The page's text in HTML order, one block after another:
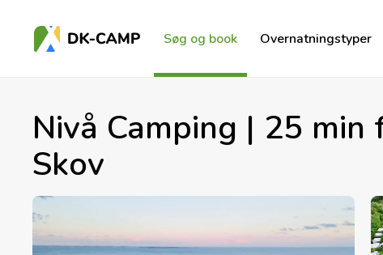
Søg og book Overnatningstyper
Nivå Camping | 25
Skov